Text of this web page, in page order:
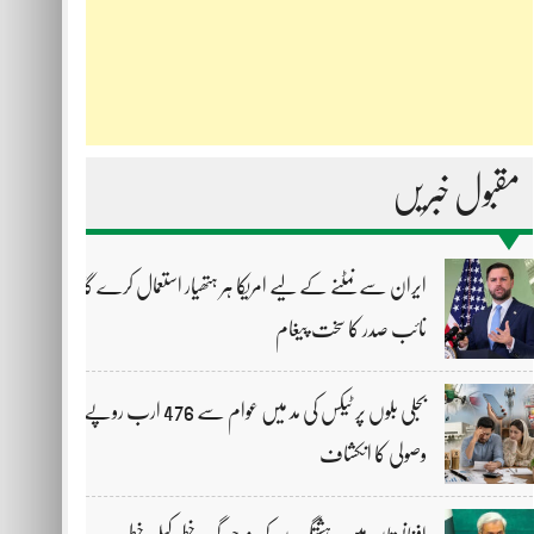
مقبول خبریں
ایران سے نمٹنے کے لیے امریکا ہر ہتھیار استعمال کرے گا،
نائب صدر کا سخت پیغام
بجلی بلوں پر ٹیکس کی مد میں عوام سے 476 ارب روپے
وصولی کا انکشاف